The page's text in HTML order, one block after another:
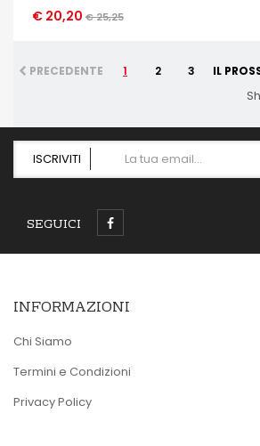
€ 20,20 € 25,25
OCCHIATA VELOCE
PRECEDENTE 1 2 3
IL
ISCRIVITI
SEGUICI
INFORMAZIONI
Chi Siamo
Termini e Condizioni
Privacy Policy